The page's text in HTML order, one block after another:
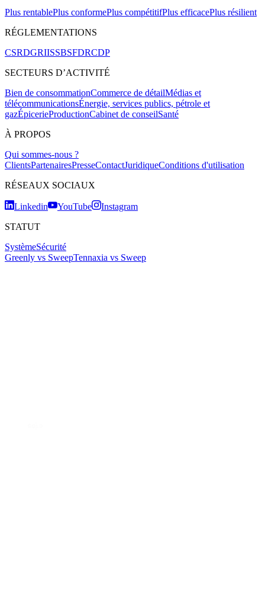
Plus rentablePlus conformePlus compétitifPlus efficacePlus résilient
RÉGLEMENTATIONS
CSRDGRIISSBSFDRCDP
SECTEURS D’ACTIVITÉ
Bien de consommationCommerce de détailMédias et
télécommunicationsÉnergie, services publics, pétrole et
gazÉpicerieProductionCabinet de conseilSanté
À PROPOS
Qui sommes-nous ?
ClientsPartenairesPresseContactJuridiqueConditions d'utilisation
RÉSEAUX SOCIAUX
Linkedin YouTube
Instagram
STATUT
SystèmeSécurité
Greenly vs SweepTennaxia vs Sweep